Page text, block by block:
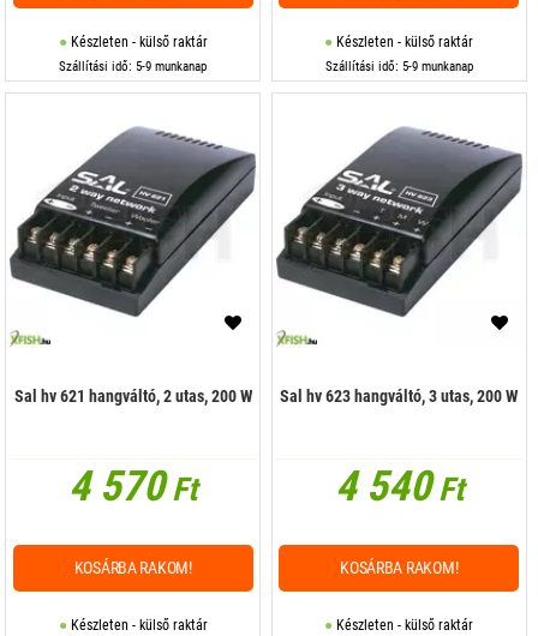
Készleten - külső raktár
Szállítási idő: 5-9 munkanap
Készleten - külső raktár
Szállítási idő: 5-9 munkanap
Sal hv 621 hangváltó, 2 utas, 200 W
4 570Ft
Készleten - külső raktár
KOSÁRBA RAKOM!
Sal hv 623 hangváltó, 3 utas, 200 W
4 540Ft
Készleten - külső raktár
KOSÁRBA RAKOM!